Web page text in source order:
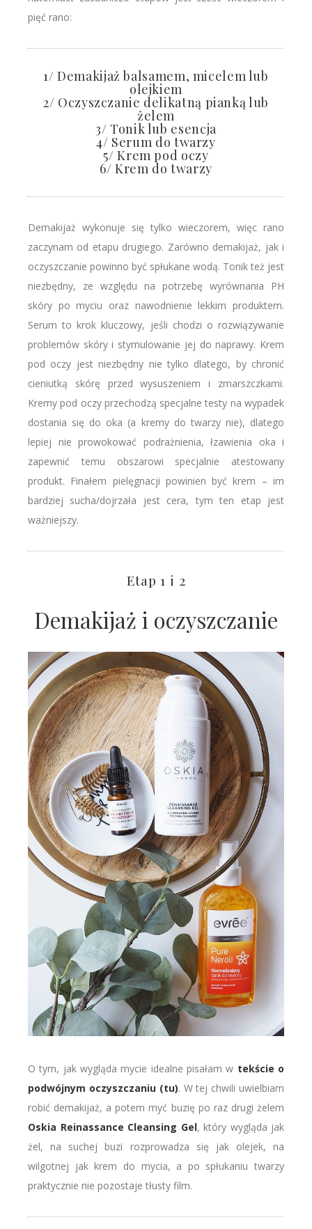
pięć rano:
1/ Demakijaż balsamem, micelem lub
olejkiem
2/ Oczyszczanie delikatną pianką lub
żelem
3/ Tonik lub esencja
4/ Serum do twarzy
5/ Krem pod oczy
6/ Krem do twarzy
Demakijaż wykonuje się tylko wieczorem, więc rano
zaczynam od etapu drugiego. Zarówno demakijaż, jak i
oczyszczanie powinno być spłukane wodą. Tonik też jest
niezbędny, ze względu na potrzebę wyrównania PH
skóry po myciu oraz nawodnienie lekkim produktem.
Serum to krok kluczowy, jeśli chodzi o rozwiązywanie
problemów skóry i stymulowanie jej do naprawy. Krem
pod oczy jest niezbędny nie tylko dlatego, by chronić
cieniutką skórę przed wysuszeniem i zmarszczkami.
Kremy pod oczy przechodzą specjalne testy na wypadek
dostania się do oka (a kremy do twarzy nie), dlatego
lepiej nie prowokować podrażnienia, łzawienia oka i
zapewnić temu obszarowi specjalnie atestowany
produkt. Finałem pielęgnacji powinien być krem – im
bardziej sucha/dojrzała jest cera, tym ten etap jest
ważniejszy.
Etap 1 i 2
Demakijaż i oczyszczanie
O tym, jak wygląda mycie idealne pisałam w tekście o
podwójnym oczyszczaniu (tu). W tej chwili uwielbiam
robić demakijaż, a potem myć buzię po raz drugi żelem
Oskia Reinassance Cleansing Gel, który wygląda jak
żel, na suchej buzi rozprowadza się jak olejek, na
wilgotnej jak krem do mycia, a po spłukaniu twarzy
praktycznie nie pozostaje tłusty film.